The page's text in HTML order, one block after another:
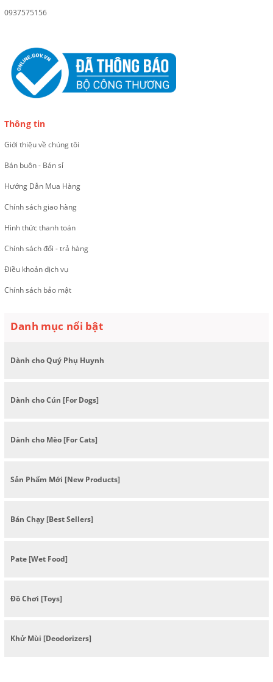
0937575156
Thông tin
Giới thiệu về chúng tôi
Bán buôn - Bán sỉ
Hướng Dẫn Mua Hàng
Chính sách giao hàng
Hình thức thanh toán
Chính sách đổi - trả hàng
Điều khoản dịch vụ
Chính sách bảo mật
Danh mục nổi bật
Dành cho Quý Phụ Huynh
Dành cho Cún [For Dogs]
Dành cho Mèo [For Cats]
Sản Phẩm Mới [New Products]
Bán Chạy [Best Sellers]
Pate [Wet Food]
Đồ Chơi [Toys]
Khử Mùi [Deodorizers]